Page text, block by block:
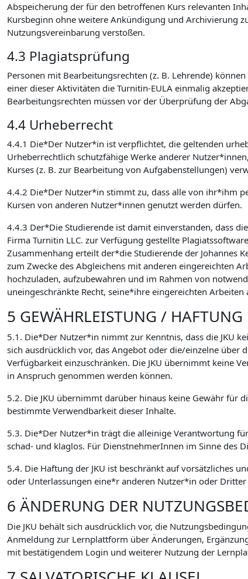
Abspeicherung der für den betroffenen Kurs relevanten
Kursbeginn ohne weitere Ankündigung und Archivierung
Nutzungsvereinbarung verstoßen.
4.3 Plagiatsprüfung
Personen mit Bearbeitungsrechten (z. B. Lehrende)
einer dieser Aktivitäten die Turnitin-EULA einmalig
Bearbeitungsrechten müssen vor der Überprüfung der
4.4 Urheberrecht
4.4.1 Die*Der Nutzer*in ist verpflichtet, die geltenden
Urheberrechtlich schutzfähige Werke anderer
Kurses (z. B. zur Bearbeitung von Aufgabenstellungen)
4.4.2 Die*Der Nutzer*in stimmt zu, dass alle von ihr*ihm
Kursen von anderen Nutzer*innen genutzt werden dürfen.
4.4.3 Der*Die Studierende ist damit einverstanden, dass
Firma Turnitin LLC. zur Verfügung gestellte
Zusammenhang erteilt der*die Studierende der Johannes
zum Zwecke des Abgleichens mit anderen eingereichten
hochzuladen, aufzubewahren und im Rahmen von
uneingeschränkte Recht, seine*ihre eingereichten
5 GEWÄHRLEISTUNG / HAFTUNG
5.1. Die*Der Nutzer*in nimmt zur Kenntnis, dass die JKU
sich ausdrücklich vor, das Angebot oder die/einzelne
Verfügbarkeit einzuschränken. Die JKU übernimmt keine
in Anspruch genommen werden können.
5.2. Die JKU übernimmt darüber hinaus keine Gewähr
bestimmte Verwendbarkeit dieser Inhalte.
5.3. Die*Der Nutzer*in trägt die alleinige Verantwortung
schad- und klaglos. Für DienstnehmerInnen im Sinne des
5.4. Die Haftung der JKU ist beschränkt auf vorsätzliches
oder Unterlassungen eine*r anderen Nutzer*in oder Dritter
6 ÄNDERUNG DER
Die JKU behält sich ausdrücklich vor, die
Anmeldung zur Lernplattform über Änderungen,
mit bestätigendem Login und weiterer Nutzung der